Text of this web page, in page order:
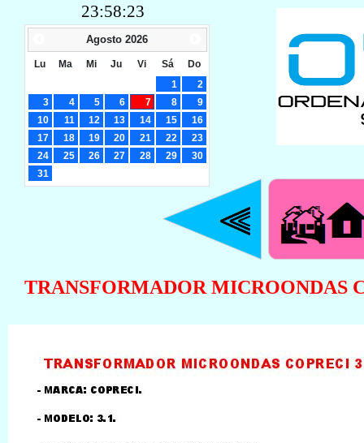
TRANSFORMADOR MICROONDAS
23:58:24
Agosto 2026
Lu Ma Mi Ju Vi Sá
Do
1
2
3
4 5 6 7 8
9
10
11 12 13 14 15
16
17
18 19 20 21 22
23
24
25 26 27 28 29
30
31